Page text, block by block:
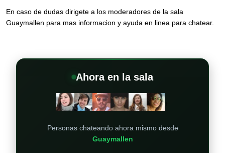
En caso de dudas dirigete a los moderadores de la sala
Guaymallen para mas informacion y ayuda en linea para chatear.
Ahora en la sala
Personas chateando ahora mismo desde
Guaymallen